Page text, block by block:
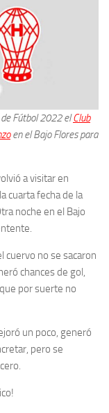
Fútbol 2022 elClub
en el Bajo Flores para
a visitar en
cuarta fecha de la
noche en el Bajo
cuervo no se sacaron
chances de gol,
por suerte no
un poco, generó
pero se